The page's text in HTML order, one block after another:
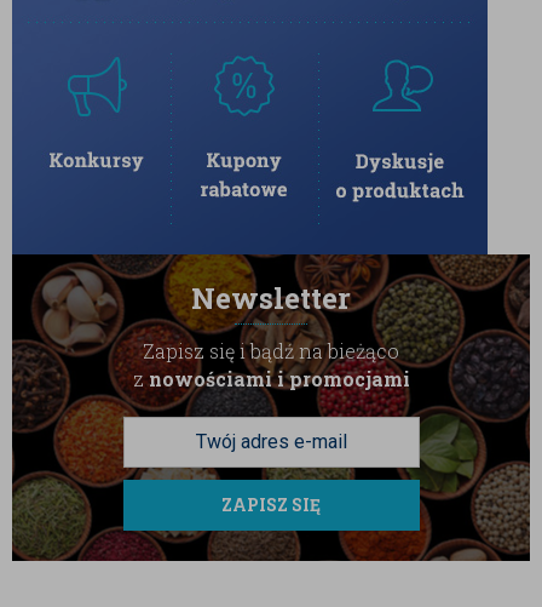
Newsletter
Zapisz się i bądź na bieżąco
znowościami i promocjami
ZAPISZ SIĘ